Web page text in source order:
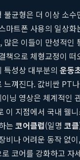
불균형은 더 이상 소
마트폰 사용의 일상화
많은 이들이 만성적인
책으로 체형교정이
특성상 대부분의 운동
느껴진다. 값비싼 PT
닝 영상은 체계적인
이 지점에서 국내 웰
는 코어클럽(일명 코클
비나 어려운 동작 없
코어를 강화하고 자